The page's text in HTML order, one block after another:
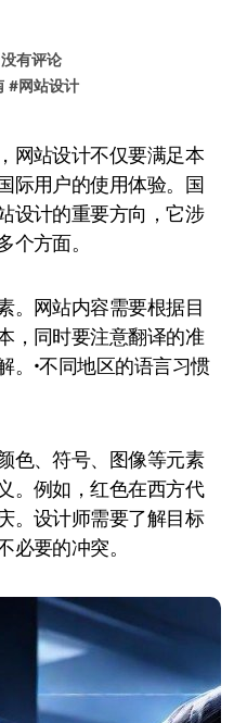
没有评论
#网站设计
际用户的使用体验。国
设计的重要方向，它涉
方面。
。网站内容需要根据目
，同时要注意翻译的准
。•不同地区的语言习惯
色、符号、图像等元素
。例如，红色在西方代
。设计师需要了解目标
要的冲突。